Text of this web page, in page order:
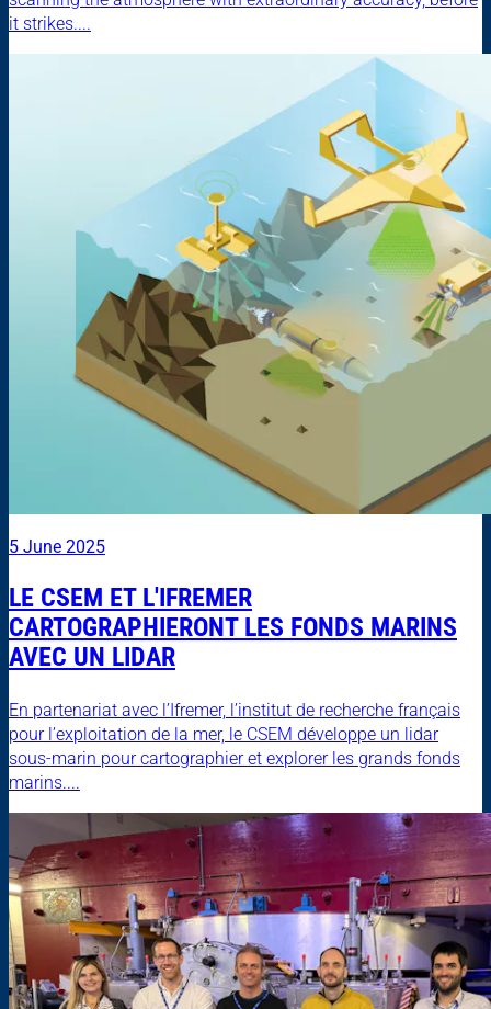
it strikes....
5 June 2025
LE CSEM ET L'IFREMER
CARTOGRAPHIERONT LES FONDS MARINS
AVEC UN LIDAR
En partenariat avec l’Ifremer, l’institut de recherche français
pour l’exploitation de la mer, le CSEM développe un lidar
sous-marin pour cartographier et explorer les grands fonds
marins....